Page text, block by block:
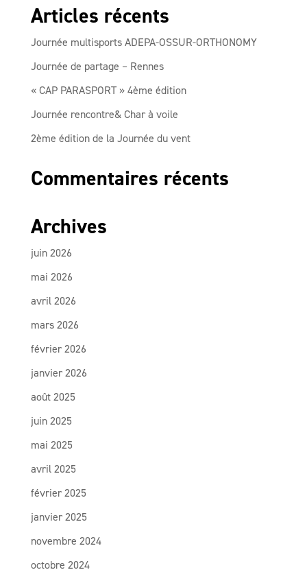
Articles récents
Journée multisports ADEPA-OSSUR-ORTHONOMY
Journée de partage – Rennes
« CAP PARASPORT » 4ème édition
Journée rencontre& Char à voile
2ème édition de la Journée du vent
Commentaires récents
Archives
juin 2026
mai 2026
avril 2026
mars 2026
février 2026
janvier 2026
août 2025
juin 2025
mai 2025
avril 2025
février 2025
janvier 2025
novembre 2024
octobre 2024